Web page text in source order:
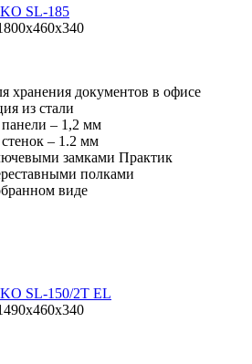
SL-185
хранения документов в офисе
из стали
– 1,2 мм
– 1.2 мм
замками Практик
полками
виде
SL-150/2Т EL